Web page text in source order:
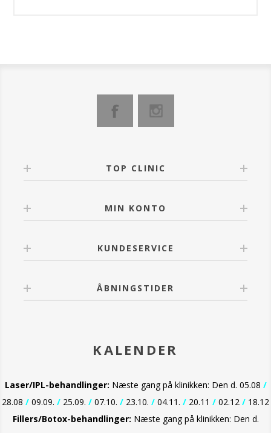
TOP CLINIC
MIN KONTO
KUNDESERVICE
ÅBNINGSTIDER
KALENDER
Laser/IPL-behandlinger: Næste gang på klinikken: Den d. 05.08 /
28.08 / 09.09. / 25.09. / 07.10. / 23.10. / 04.11. / 20.11 / 02.12 / 18.12
Fillers/Botox-behandlinger: Næste gang på klinikken: Den d.